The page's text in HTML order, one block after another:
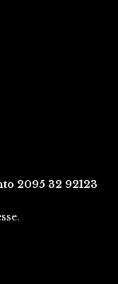
2095 32 92123